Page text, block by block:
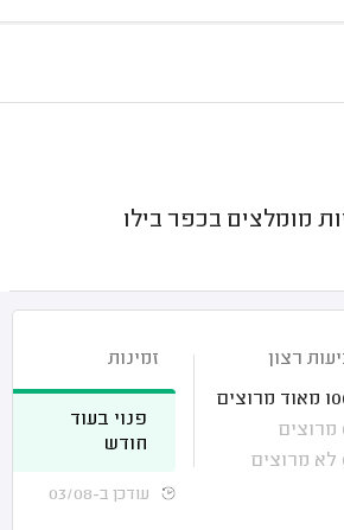
מומלצים בכפר בילו
רצון
מאוד מרוצים
מרוצים
לא מרוצים
זמינות
פנוי בעוד
חודש
עודכן ב-03/08